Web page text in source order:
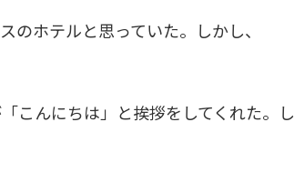
のホテルと思っていた。しかし、
こんにちは」と挨拶をしてくれた。し